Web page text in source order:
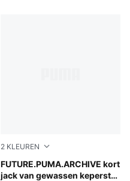
2 KLEUREN
FUTURE.PUMA.ARCHIVE kort
jack van gewassen keperstof
Cool Blue